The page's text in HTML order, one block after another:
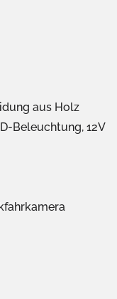
aus Holz
Beleuchtung, 12V